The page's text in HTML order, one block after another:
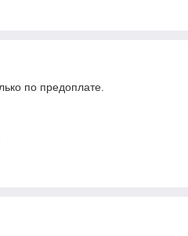
по предоплате.